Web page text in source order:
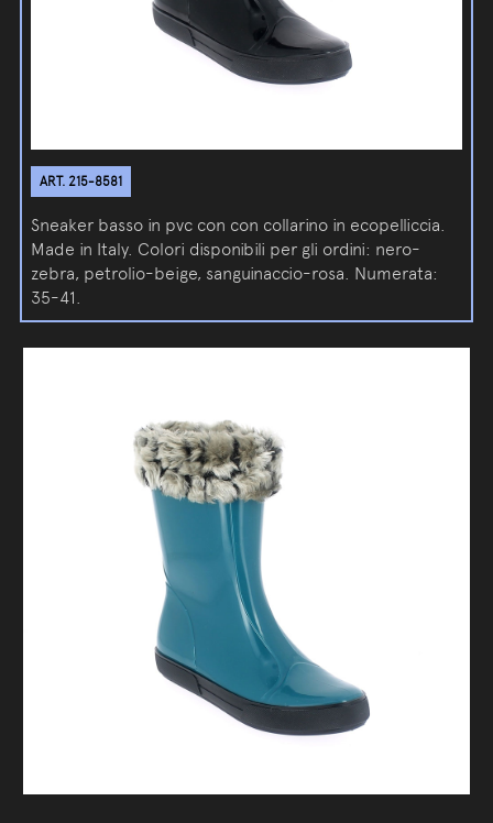
ART. 215-8581
Sneaker basso in pvc con con collarino in ecopelliccia.
Made in Italy. Colori disponibili per gli ordini: nero-
zebra, petrolio-beige, sanguinaccio-rosa. Numerata:
35-41.